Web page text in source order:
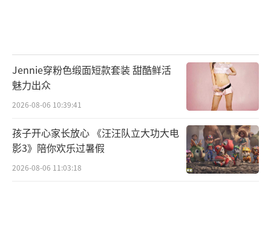
Jennie穿粉色缎面短款套装 甜酷鲜活
魅力出众
2026-08-06 10:39:41
孩子开心家长放心 《汪汪队立大功大电
影3》陪你欢乐过暑假
2026-08-06 11:03:18